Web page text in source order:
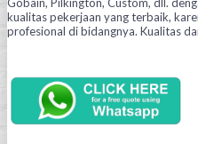
kualitas pekerjaan yang terbaik,
profesional di bidangnya. Kualitas